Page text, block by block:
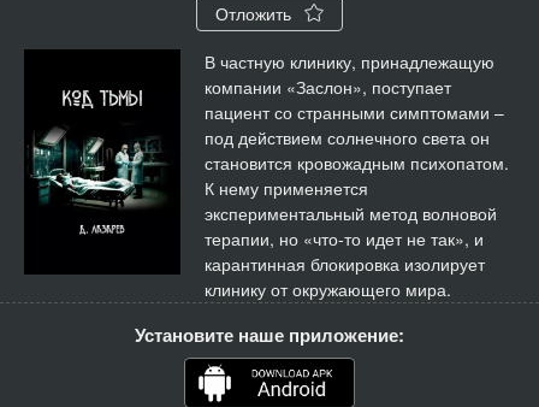
Отложить
В частную клинику, принадлежащую
компании «Заслон», поступает
пациент со странными симптомами –
под действием солнечного света он
становится кровожадным психопатом.
К нему применяется
экспериментальный метод волновой
терапии, но «что-то идет не так», и
карантинная блокировка изолирует
клинику от окружающего мира.
Установите наше приложение: